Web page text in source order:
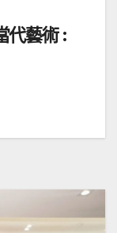
代藝術 :